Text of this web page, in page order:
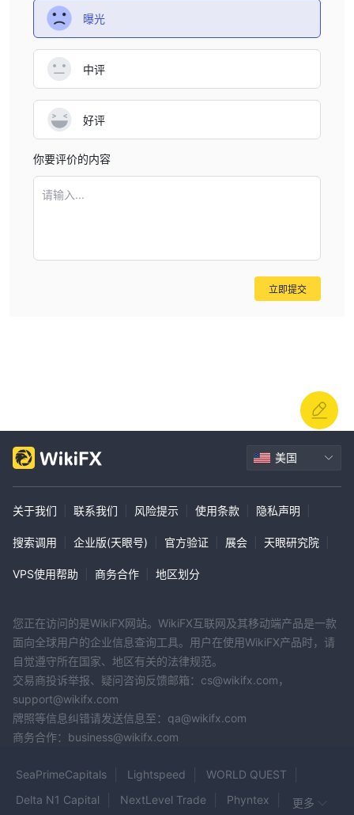
金融公司的可信度和安全性：
监管情况： SEB 目前
和客户风险security。
用户反馈：为了了解SEB的客户体验，潜在客户应该在知名网站和论
坛上查看现有客户的评论。这些第一手的accounts可以提供宝贵的
见解和指示性的情感。
安全措施：SEB 采用严格的措施，包括强大的防欺诈系统和严格的
供安全的银行环境。
SEB 为广泛的客户提供全面的金融服务，包括私人银行、商业银
辆租赁贷款、消费贷款、太阳能板贷款和学生贷款，适用于各种个人
机会增加财富。
同的需求。
商业客户
这个客户群体可以使用每日银行选项，如支付、银行accounts、卡
绿色小额贷款等多种融资选项，支持企业。
他们还提供一系列的保险产品，如员工保险、车辆和建筑机械保
险、财产和库存保险，确保企业能够管理潜在风险。
储蓄和投资 金融风险评估
企业银行客户
为企业银行客户提供了一系列投资选择，如外汇、固定收益、股票、
商品和金融衍生品，需要更高的风险承受能力和投资目标。
此外，SEB 提供了对大型企业日常运营至关重要的工作资金和结算
曝光
中评
好评
你要评价的内容
请输入...
立即提交
美国
关于我们 联系我们 风险提示 使用条款 隐私声明
搜索调用 企业版(天眼号) 官方验证 展会 天眼研究院
VPS使用帮助 商务合作 地区划分
您正在访问的是WikiFX网站。WikiFX互联网及其移动端产品是一款
面向全球用户的企业信息查询工具。用户在使用WikiFX产品时，请
自觉遵守所在国家、地区有关的法律规范。
交易商投诉举报、疑问咨询反馈邮箱：cs@wikifx.com，
support@wikifx.com
牌照等信息纠错请发送信息至：qa@wikifx.com
商务合作：business@wikifx.com
SeaPrimeCapitals Lightspeed
WORLD QUEST
Delta N1 Capital
NextLevel Trade Phyntex 更多